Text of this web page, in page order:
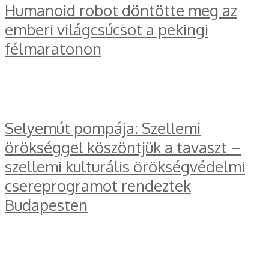
Humanoid robot döntötte meg az
emberi világcsúcsot a pekingi
félmaratonon
Selyemút pompája: Szellemi
örökséggel köszöntjük a tavaszt –
szellemi kulturális örökségvédelmi
csereprogramot rendeztek
Budapesten